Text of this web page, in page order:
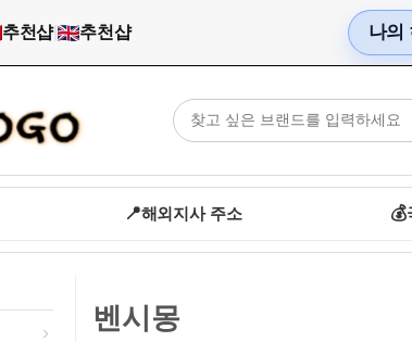
추천샵| 추천샵 나의
📍해외지사 주소 💰
벤시몽